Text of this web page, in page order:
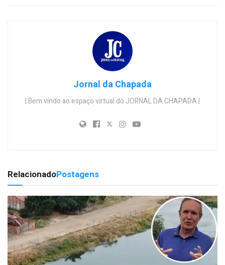
Jornal da Chapada
| Bem vindo ao espaço virtual do JORNAL DA CHAPADA |
RelacionadoPostagens